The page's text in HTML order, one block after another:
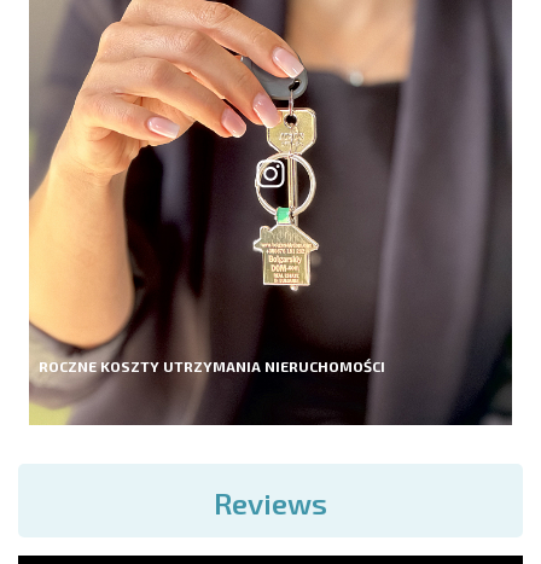
ROCZNE KOSZTY UTRZYMANIA NIERUCHOMOŚCI
Reviews